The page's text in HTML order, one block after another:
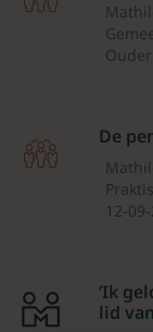
De
12-
‘Ik
lid